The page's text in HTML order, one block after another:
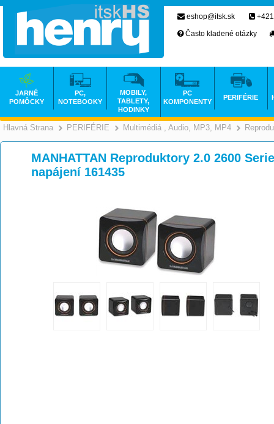
Hlavná Strana >
PERIFÉRIE >
Multimédiá , Audio, MP3, MP4
MANHATTAN Reproduktory 2.0 2600
napájení 161435
eshop@itsk.sk
Často kladené otázky
JARNÉ
POMÔCKY
PC,
NOTEBOOKY
MOBILY,
TABLETY,
HODINKY
PC
KOMPONENTY
PERIFÉRIE